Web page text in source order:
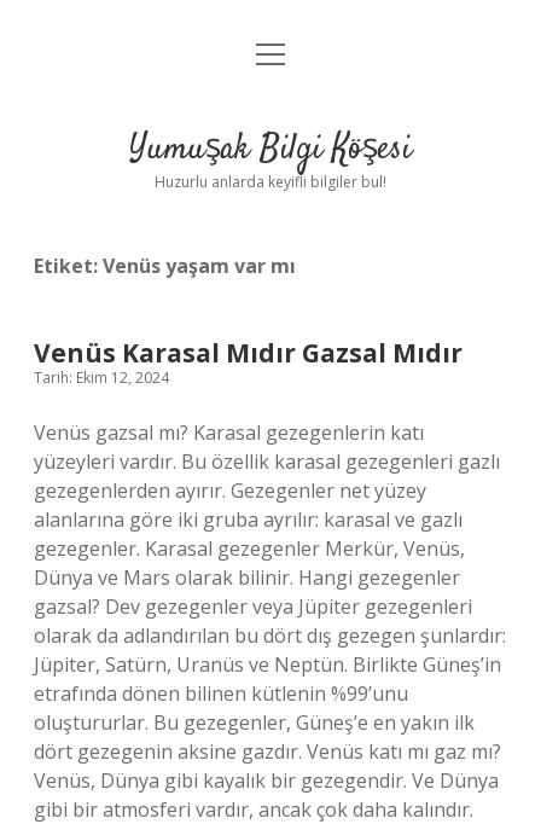
Anasayfa
Yasal Uyarı
menüyü
Yumuşak Bilgi Köşesi
Huzurlu anlarda keyifli bilgiler bul!
Etiket:Venüs yaşam var mı
Venüs Karasal Mıdır Gazsal Mıdır
Tarih: Ekim 12, 2024
Venüs gazsal mı? Karasal gezegenlerin katı
yüzeyleri vardır. Bu özellik karasal gezegenleri gazlı
gezegenlerden ayırır. Gezegenler net yüzey
alanlarına göre iki gruba ayrılır: karasal ve gazlı
gezegenler. Karasal gezegenler Merkür, Venüs,
Dünya ve Mars olarak bilinir. Hangi gezegenler
gazsal? Dev gezegenler veya Jüpiter gezegenleri
olarak da adlandırılan bu dört dış gezegen şunlardır:
Jüpiter, Satürn, Uranüs ve Neptün. Birlikte Güneş’in
etrafında dönen bilinen kütlenin %99’unu
oluştururlar. Bu gezegenler, Güneş’e en yakın ilk
dört gezegenin aksine gazdır. Venüs katı mı gaz mı?
Venüs, Dünya gibi kayalık bir gezegendir. Ve Dünya
gibi bir atmosferi vardır, ancak çok daha kalındır.